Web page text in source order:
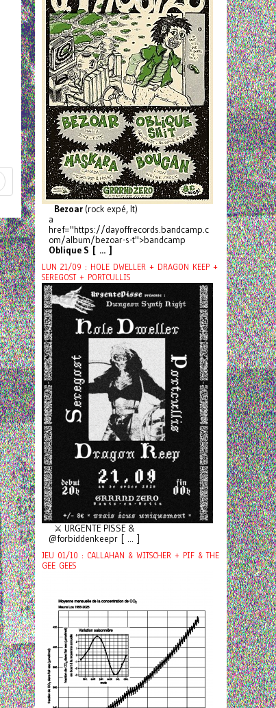
Bezoar (rock expé, It)
a
href="https://dayoffrecords.bandcamp.c
om/album/bezoar-s-t">bandcamp
Oblique S [ ... ]
LUN 21/09 : HOLE DWELLER + DRAGON KEEP +
SEREGOST + PORTCULLIS
⚔️ URGENTE PISSE &
@forbiddenkeepr [ ... ]
JEU 01/10 : CALLAHAN & WITSCHER + PIF & THE
GEE GEES